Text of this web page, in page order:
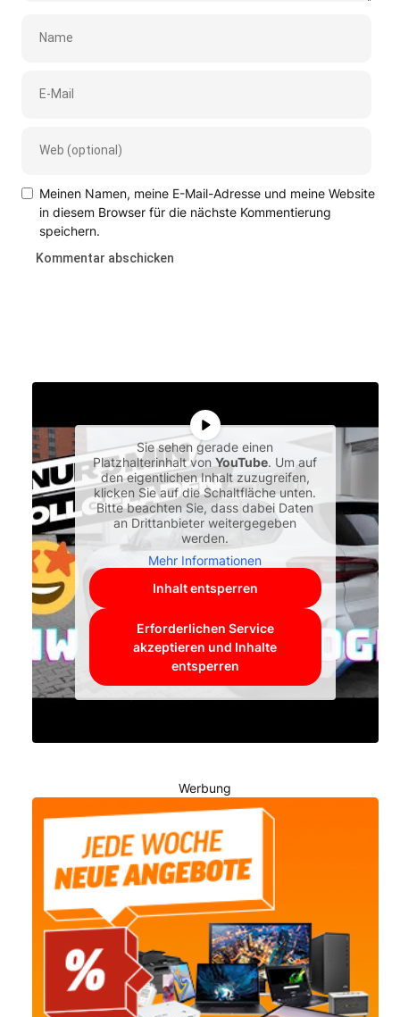
Meinen Namen, meine E-Mail-Adresse und meine Website
in diesem Browser für die nächste Kommentierung
speichern.
Sie sehen gerade einen
Platzhalterinhalt vonYouTube. Um auf
den eigentlichen Inhalt zuzugreifen,
klicken Sie auf die Schaltfläche unten.
Bitte beachten Sie, dass dabei Daten
an Drittanbieter weitergegeben
werden.
Mehr Informationen
Inhalt entsperren
Erforderlichen Service
akzeptieren und Inhalte
entsperren
Werbung